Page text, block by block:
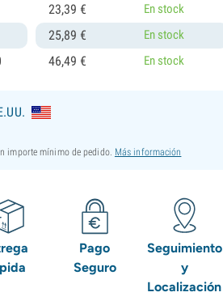
23,39 € En stock
25,89 € En stock
46,49 € En stock
importe mínimo de pedido. Más información
Pago
Seguro
Seguimiento
y
Localización